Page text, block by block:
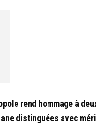
rend hommage à
distinguées avec